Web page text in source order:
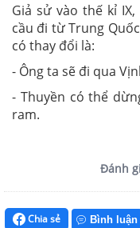
Giả sử vào thế kỉ
cầu đi từ Trung
có thay đổi là:
- Ông ta sẽ đi qua
- Thuyền có thể
ram.
Đánh
Chia sẻ Bình luận